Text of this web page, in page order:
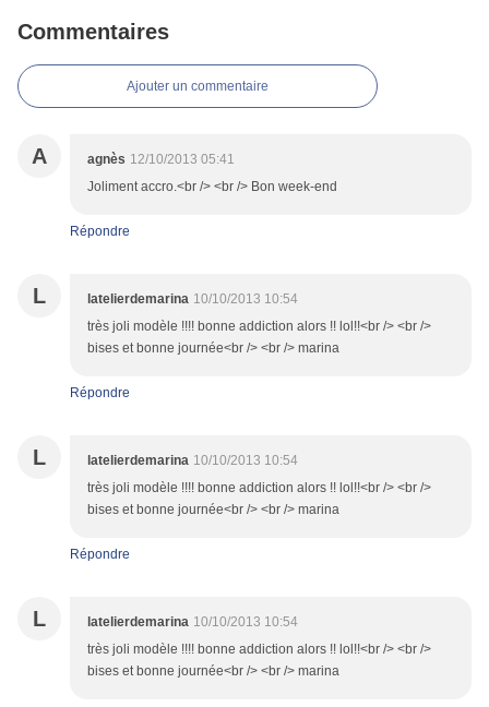
Commentaires
Ajouter un commentaire
A agnès 12/10/2013 05:41
Joliment accro.<br /> <br /> Bon week-end
Répondre
L latelierdemarina 10/10/2013 10:54
très joli modèle !!!! bonne addiction alors !! lol!!<br /> <br />
bises et bonne journée<br /> <br /> marina
Répondre
L latelierdemarina 10/10/2013 10:54
très joli modèle !!!! bonne addiction alors !! lol!!<br /> <br />
bises et bonne journée<br /> <br /> marina
Répondre
L latelierdemarina 10/10/2013 10:54
très joli modèle !!!! bonne addiction alors !! lol!!<br /> <br />
bises et bonne journée<br /> <br /> marina